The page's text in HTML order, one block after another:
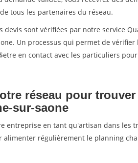
tous les partenaires du réseau.
devis sont vérifiées par notre service
Un processus qui permet de
en contact avec les particuliers
réseau pour
sur-saone
entreprise en tant qu'artisan dans les
alimenter régulièrement le planning